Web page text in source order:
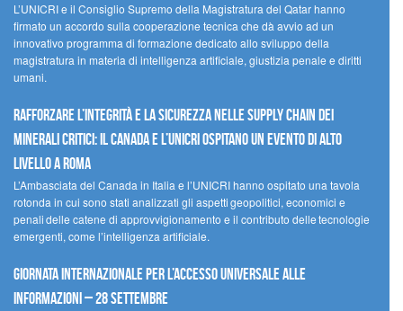
L’UNICRI e il Consiglio Supremo della Magistratura del Qatar hanno
firmato un accordo sulla cooperazione tecnica che dà avvio ad un
innovativo programma di formazione dedicato allo sviluppo della
magistratura in materia di intelligenza artificiale, giustizia penale e diritti
umani.
Rafforzare l’integrità e la sicurezza nelle supply chain dei
minerali critici: il Canada e l’UNICRI ospitano un evento di alto
livello a Roma
L’Ambasciata del Canada in Italia e l’UNICRI hanno ospitato una tavola
rotonda in cui sono stati analizzati gli aspetti geopolitici, economici e
penali delle catene di approvvigionamento e il contributo delle tecnologie
emergenti, come l’intelligenza artificiale.
Giornata internazionale per l’accesso universale alle
informazioni – 28 settembre